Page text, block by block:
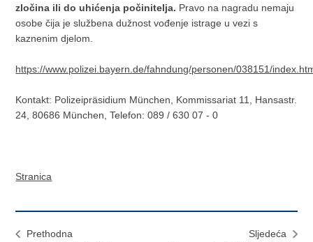
zločina ili do uhićenja počinitelja. Pravo na nagradu nemaju
osobe čija je službena dužnost vođenje istrage u vezi s
kaznenim djelom.
https://www.polizei.bayern.de/fahndung/personen/038151/
Kontakt: Polizeipräsidium München, Kommissariat 11, Hansastr.
24, 80686 München, Telefon: 089 / 630 07 - 0
Stranica
Prethodna
Sljedeća